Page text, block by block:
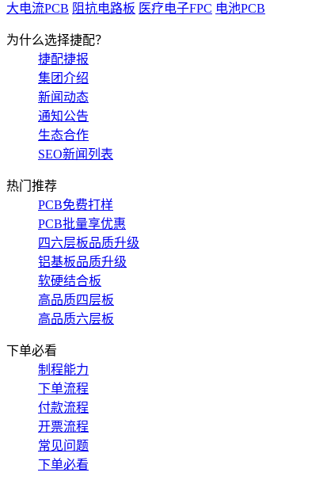
大电流PCB 阻抗电路板 医疗电子FPC 电池PCB
为什么选择捷配？
捷配捷报
集团介绍
新闻动态
通知公告
生态合作
SEO新闻列表
热门推荐
PCB免费打样
PCB批量享优惠
四六层板品质升级
铝基板品质升级
软硬结合板
高品质四层板
高品质六层板
下单必看
制程能力
下单流程
付款流程
开票流程
常见问题
下单必看